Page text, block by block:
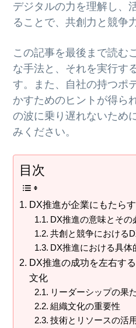
デジタルの力を理解し、
ることで、共創力と競争
この記事を最後まで読む
な手法と、それを実行す
す。また、自社の持つポ
かすためのヒントが得ら
の波に乗り遅れないため
みください。
目次
DX推進が企業にもたら
DX推進の意味とその
共創と競争における
DX推進における具体
DX推進の成功を左右す
文化
リーダーシップの果
組織文化の重要性
技術とリソースの活用